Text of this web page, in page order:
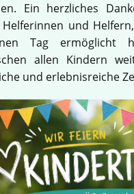
Ein herzliches
und
Tag ermöglicht
allen Kindern
und erlebnisreiche